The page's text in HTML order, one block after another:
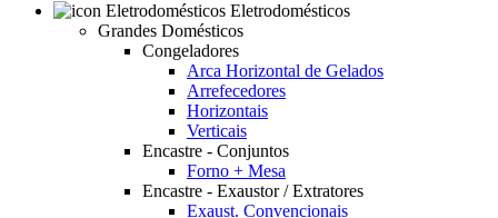
Eletrodomésticos
Grandes Domésticos
Congeladores
Arca Horizontal de Gelados
Arrefecedores
Horizontais
Verticais
Encastre - Conjuntos
Forno + Mesa
Encastre - Exaustor / Extratores
Exaust. Convencionais